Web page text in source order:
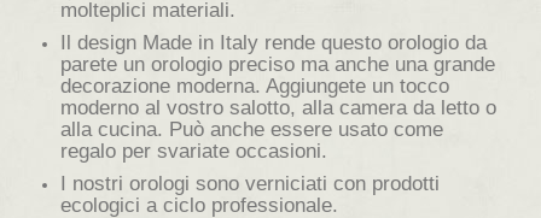
molteplici materiali.
Il design Made in Italy rende questo orologio da
parete un orologio preciso ma anche una grande
decorazione moderna. Aggiungete un tocco
moderno al vostro salotto, alla camera da letto o
alla cucina. Può anche essere usato come
regalo per svariate occasioni.
I nostri orologi sono verniciati con prodotti
ecologici a ciclo professionale.